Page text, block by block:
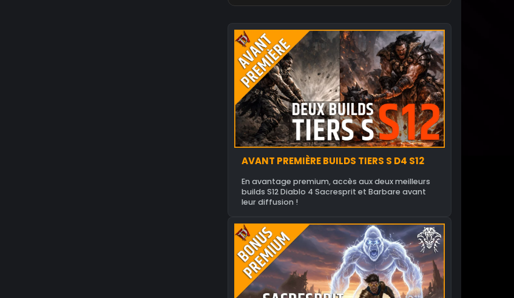
AVANT PREMIÈRE BUILDS TIERS S D4 S12
En avantage premium, accès aux deux meilleurs
builds S12 Diablo 4 Sacresprit et Barbare avant
leur diffusion !